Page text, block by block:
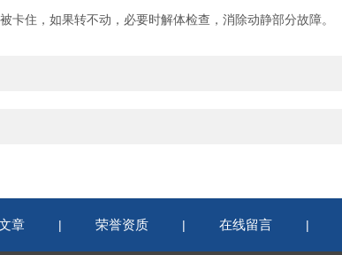
住，如果转不动，必要时解体检查，消除动静部分故障。
章 | 荣誉资质 | 在线留言 |